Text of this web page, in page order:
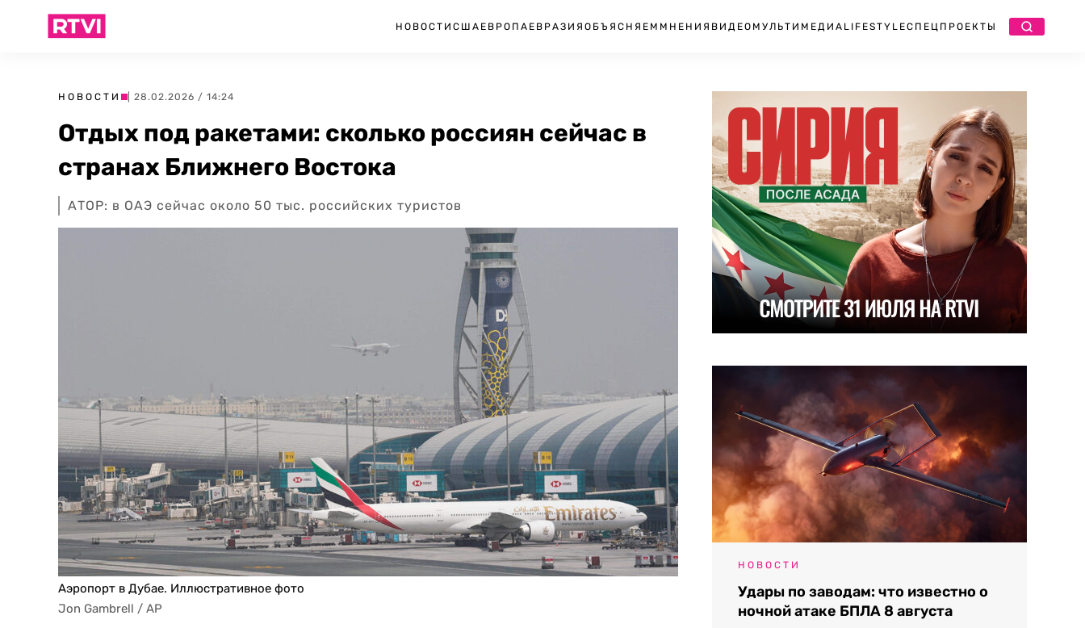
НОВОСТИ США ЕВРОПА ЕВРАЗИЯ ОБЪЯСНЯЕМ МНЕНИЯ ВИДЕО МУЛЬТИМЕДИА LIFESTYLEСПЕЦПРОЕКТЫ
НОВОСТИ | 28.02.2026 / 14:24
Отдых под ракетами: сколько россиян сейчас в
странах Ближнего Востока
АТОР: в ОАЭ сейчас около 50 тыс. российских туристов
Аэропорт в Дубае. Иллюстративное фото
Jon Gambrell / AP
НОВОСТИ
Удары по заводам: что известно о
ночной атаке БПЛА 8 августа